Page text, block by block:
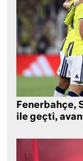
Fenerbahçe,
ile geçti,